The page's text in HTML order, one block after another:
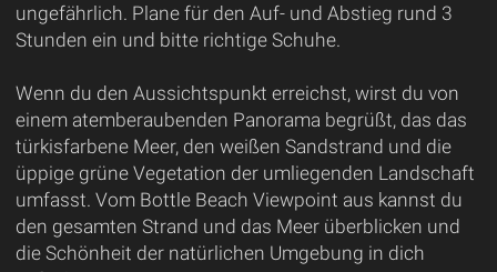
ungefährlich. Plane für den Auf- und Abstieg rund 3
Stunden ein und bitte richtige Schuhe.
Wenn du den Aussichtspunkt erreichst, wirst du von
einem atemberaubenden Panorama begrüßt, das das
türkisfarbene Meer, den weißen Sandstrand und die
üppige grüne Vegetation der umliegenden Landschaft
umfasst. Vom Bottle Beach Viewpoint aus kannst du
den gesamten Strand und das Meer überblicken und
die Schönheit der natürlichen Umgebung in dich